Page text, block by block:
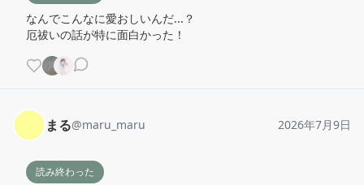
なんでこんなに愛おしいんだ...？
厄祓いの話が特に面白かった！
まる@maru_maru 2026年7月9日
読み終わった